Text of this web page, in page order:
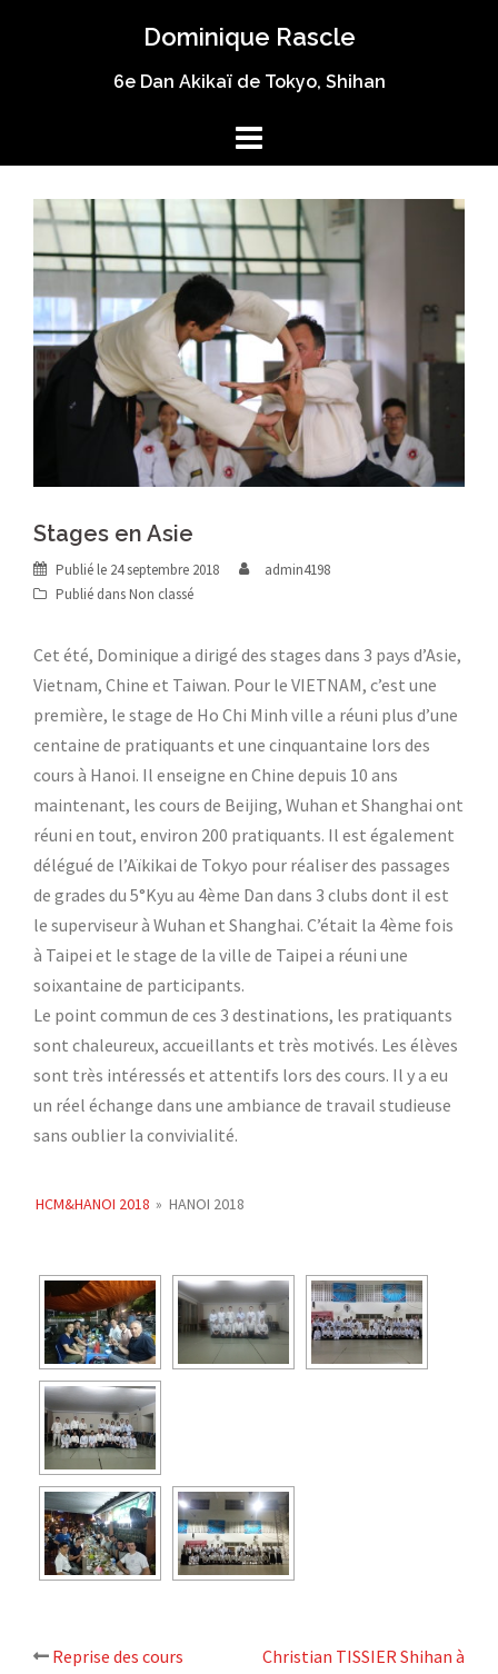
Dominique Rascle
6e Dan Akikaï de Tokyo, Shihan
Stages en Asie
Publié le 24 septembre 2018
admin4198
Publié dans Non classé
Cet été, Dominique a dirigé des stages dans 3 pays d’Asie,
Vietnam, Chine et Taiwan. Pour le VIETNAM, c’est une
première, le stage de Ho Chi Minh ville a réuni plus d’une
centaine de pratiquants et une cinquantaine lors des
cours à Hanoi. Il enseigne en Chine depuis 10 ans
maintenant, les cours de Beijing, Wuhan et Shanghai ont
réuni en tout, environ 200 pratiquants. Il est également
délégué de l’Aïkikai de Tokyo pour réaliser des passages
de grades du 5°Kyu au 4ème Dan dans 3 clubs dont il est
le superviseur à Wuhan et Shanghai. C’était la 4ème fois
à Taipei et le stage de la ville de Taipei a réuni une
soixantaine de participants.
Le point commun de ces 3 destinations, les pratiquants
sont chaleureux, accueillants et très motivés. Les élèves
sont très intéressés et attentifs lors des cours. Il y a eu
un réel échange dans une ambiance de travail studieuse
sans oublier la convivialité.
HCM&HANOI 2018 » HANOI 2018
Reprise des cours
Christian TISSIER Shihan à